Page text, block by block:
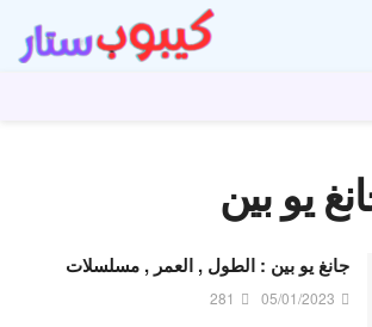
يو بين
جانغ يو بين : الطول , العمر , مسلسلات
05/01/2023
281